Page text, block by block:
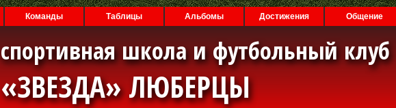
Команды Таблицы Альбомы Достижения Общение
спортивная школа и футбольный клуб
«ЗВЕЗДА» ЛЮБЕРЦЫ